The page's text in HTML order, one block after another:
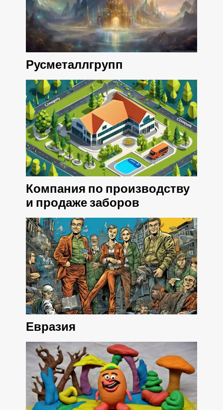
Русметаллгрупп
Компания по производству
и продаже заборов
Евразия